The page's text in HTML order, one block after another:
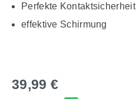
Perfekte Kontaktsicherheit
effektive Schirmung
39,99 €